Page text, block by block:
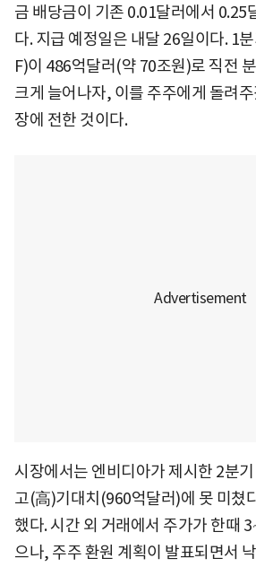
금 배당금이 기존 0.01달러에서 0.25
다. 지급 예정일은 내달 26일이다. 1
F)이 486억달러(약 70조원)로 직전
크게 늘어나자, 이를 주주에게 돌려
장에 전한 것이다.
시장에서는 엔비디아가 제시한 2분
고(高)기대치(960억달러)에 못 미쳤
했다. 시간 외 거래에서 주가가 한때
으나, 주주 환원 계획이 발표되면서